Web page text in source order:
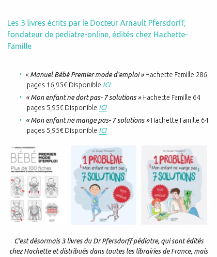
Les 3 livres écrits par le Docteur Arnault Pfersdorff,
fondateur de pediatre-online, édités chez Hachette-
Famille
« Manuel Bébé Premier mode d’emploi »Hachette Famille 286
pages 16,95€ Disponible ICI
« Mon enfant ne dort pas- 7 solutions »Hachette Famille 64
pages 5,95€ Disponible ICI
« Mon enfant ne mange pas- 7 solutions »Hachette Famille 64
pages 5,95€ Disponible ICI
C’est désormais 3 livres du Dr Pfersdorff pédiatre, qui sont édités
chez Hachette et distribués dans toutes les librairies de France, mais